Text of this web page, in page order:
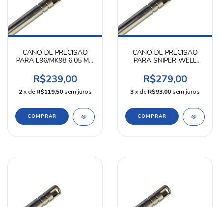
CANO DE PRECISÃO
PARA L96/MK98 6,05 MM
R$239,00
2 x deR$119,50 sem juros
CANO DE PRECISÃO
PARA SNIPER WELL
MM KPP
R$279,00
3x deR$93,00 sem juros